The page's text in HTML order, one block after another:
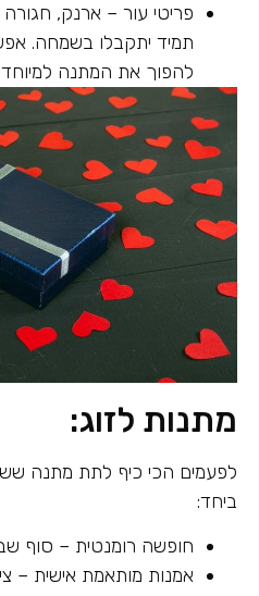
פריטי עור – ארנק, חגורה
תמיד יתקבלו בשמחה.
להפוך את המתנה
מתנות לזוג:
לפעמים הכי כיף לתת מתנה
ביחד:
חופשה רומנטית – סוף
אמנות מותאמת אישית –